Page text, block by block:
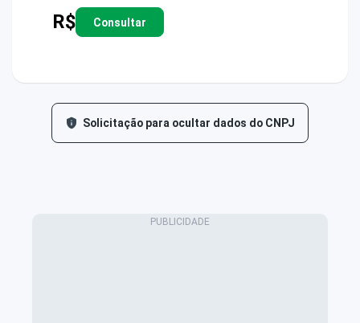
R$ Consultar
Solicitação para ocultar dados do CNPJ